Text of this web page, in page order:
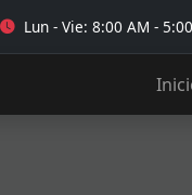
Lun - Vie: 8:00 AM -